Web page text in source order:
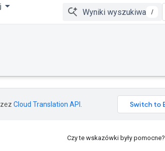
/
Cloud Translation API
Czy te wskazówki były pomocne?